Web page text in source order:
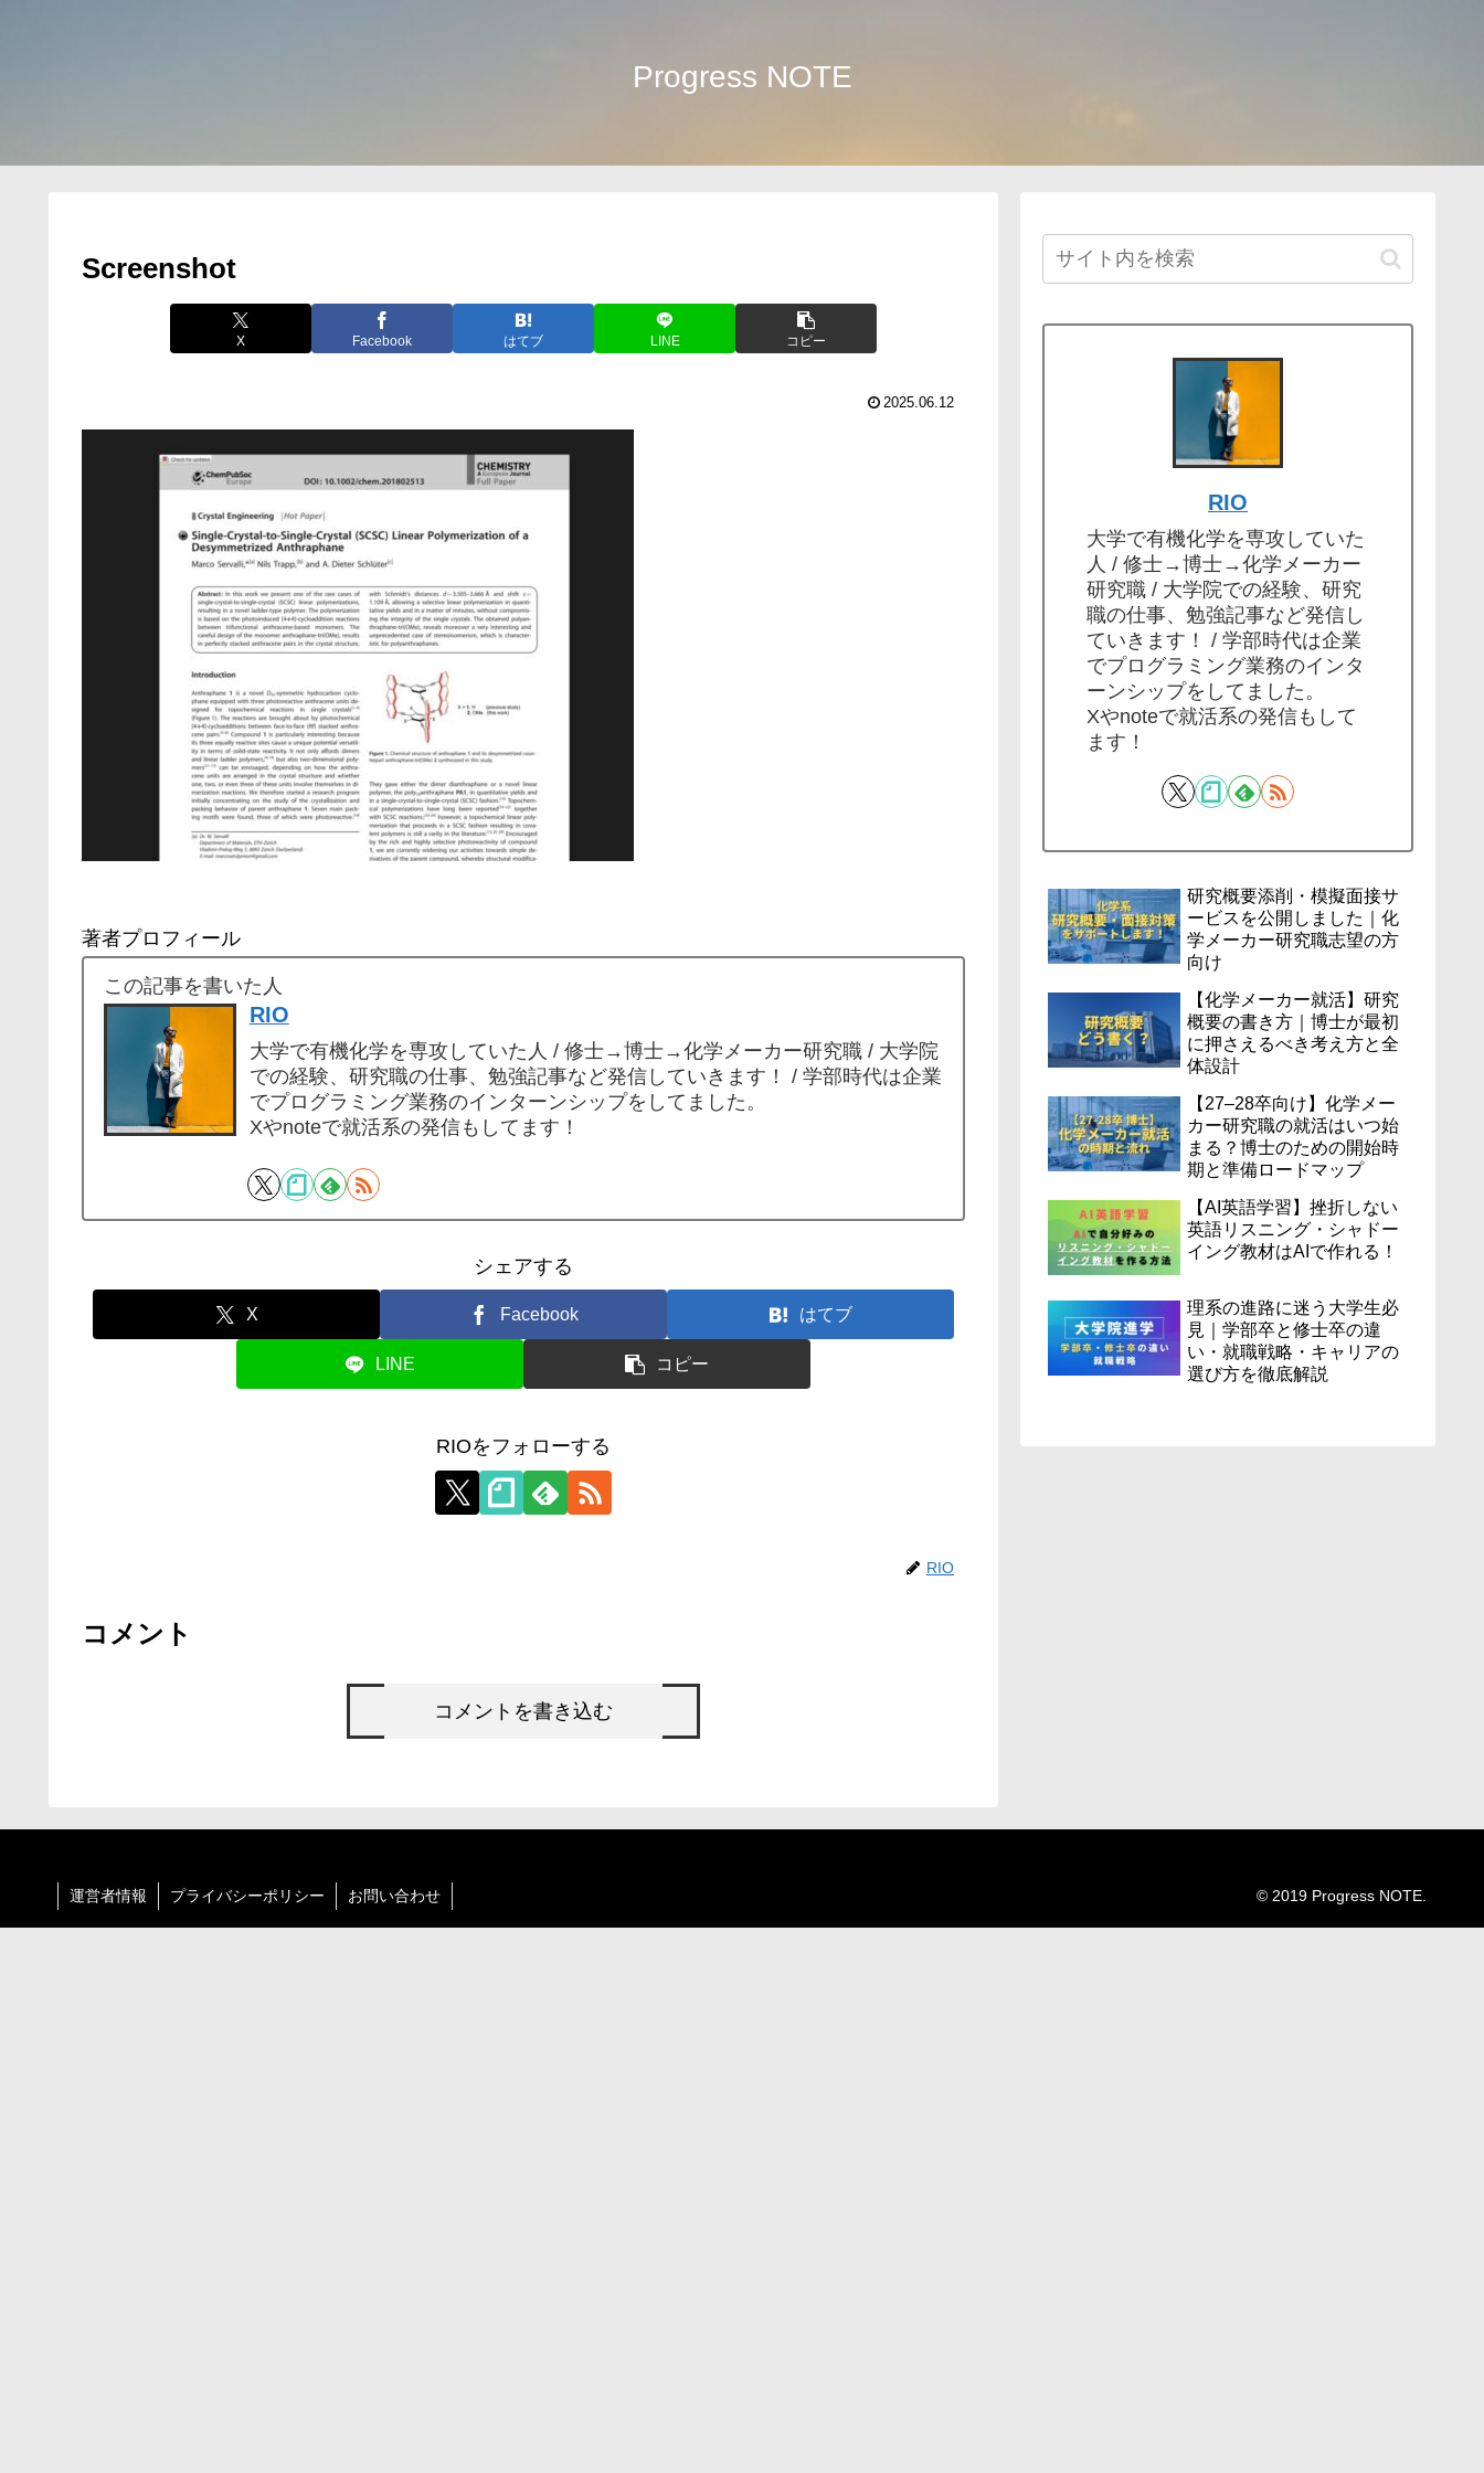
Progress NOTE
Screenshot
X Facebook はてブ LINE コピー
2025.06.12
著者プロフィール
この記事を書いた人
RIO
大学で有機化学を専攻していた人 / 修士→博士→化学メーカー研究職 / 大学院
での経験、研究職の仕事、勉強記事など発信していきます！ / 学部時代は企業
でプログラミング業務のインターンシップをしてました。
Xやnoteで就活系の発信もしてます！
シェアする
X Facebook はてブ
LINE コピー
RIOをフォローする
RIO
コメント
コメントを書き込む
RIO
大学で有機化学を専攻していた
人 / 修士→博士→化学メーカー
研究職 / 大学院での経験、研究
職の仕事、勉強記事など発信し
ていきます！ / 学部時代は企業
でプログラミング業務のインタ
ーンシップをしてました。
Xやnoteで就活系の発信もして
ます！
研究概要添削・模擬面接サ
ービスを公開しました｜化
学メーカー研究職志望の方
向け
【化学メーカー就活】研究
概要の書き方｜博士が最初
に押さえるべき考え方と全
体設計
【27–28卒向け】化学メー
カー研究職の就活はいつ始
まる？博士のための開始時
期と準備ロードマップ
【AI英語学習】挫折しない
英語リスニング・シャドー
イング教材はAIで作れる！
理系の進路に迷う大学生必
見｜学部卒と修士卒の違
い・就職戦略・キャリアの
選び方を徹底解説
運営者情報 プライバシーポリシー お問い合わせ © 2019 Progress NOTE.